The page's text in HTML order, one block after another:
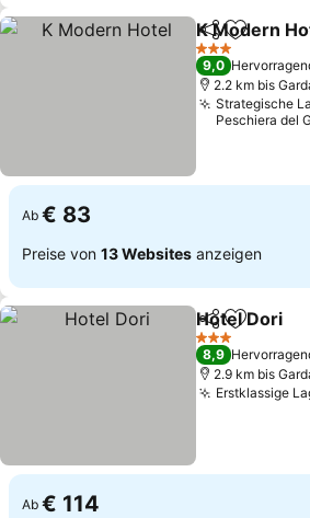
TeilenZu
K Modern
3 Sterne
9,0
2.2 km bis
Strategische
Peschiera del
Ab € 83
Preise von 13 Websites anzeigen
TeilenZu
Hotel Dori
3 Sterne
8,9
2.9 km bis
Erstklassige
Ab € 114